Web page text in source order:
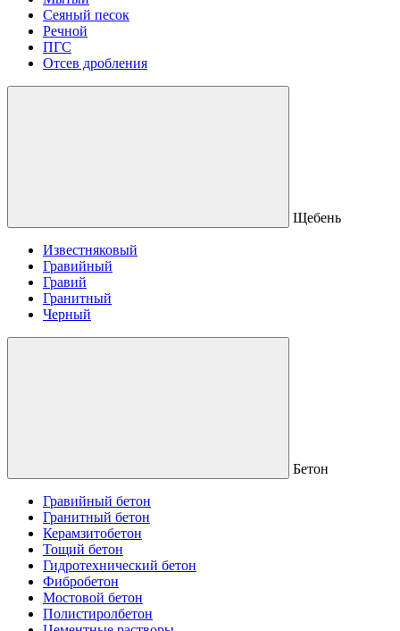
Сеяный песок
Речной
ПГС
Отсев дробления
Щебень
Известняковый
Гравийный
Гравий
Гранитный
Черный
Бетон
Гравийный бетон
Гранитный бетон
Керамзитобетон
Тощий бетон
Гидротехнический бетон
Фибробетон
Мостовой бетон
Полистиролбетон